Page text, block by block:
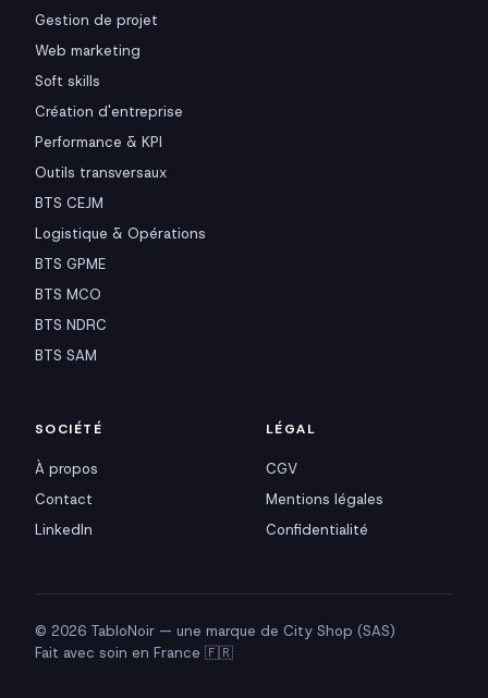
Gestion de projet
Web marketing
Soft skills
Création d'entreprise
Performance & KPI
Outils transversaux
BTS CEJM
Logistique & Opérations
BTS GPME
BTS MCO
BTS NDRC
BTS SAM
SOCIÉTÉ
À propos
Contact
LinkedIn
LÉGAL
CGV
Mentions légales
Confidentialité
© 2026 TabloNoir — une marque de City Shop (SAS)
Fait avec soin en France 🇫🇷